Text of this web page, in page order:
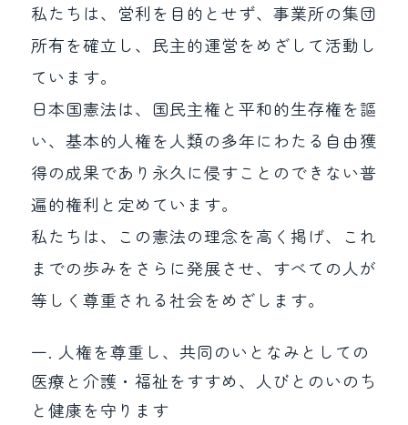
私たちは、営利を目的とせず、事業所の集団
所有を確立し、民主的運営をめざして活動し
ています。
日本国憲法は、国民主権と平和的生存権を謳
い、基本的人権を人類の多年にわたる自由獲
得の成果であり永久に侵すことのできない普
遍的権利と定めています。
私たちは、この憲法の理念を高く掲げ、これ
までの歩みをさらに発展させ、すべての人が
等しく尊重される社会をめざします。
一. 人権を尊重し、共同のいとなみとしての
医療と介護・福祉をすすめ、人びとのいのち
と健康を守ります